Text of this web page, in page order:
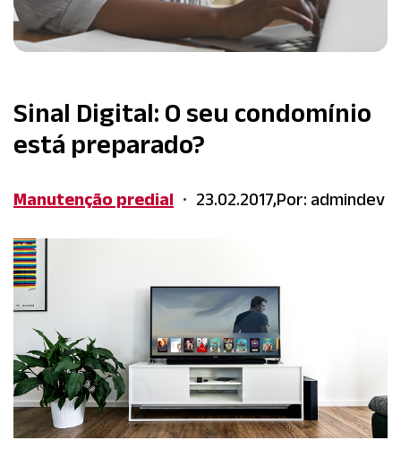
Sinal Digital: O seu condomínio
está preparado?
Manutenção predial • 23.02.2017,Por: admindev